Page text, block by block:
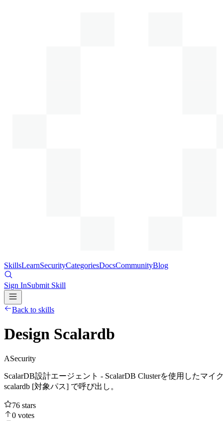
SkillsLearnSecurityCategoriesDocsCommunityBlog
Sign InSubmit Skill
Back to skills
Design Scalardb
ASecurity
ScalarDB設計エージェント - ScalarDB Clusterを使用したマ
scalardb [対象パス] で呼び出し。
76 stars
0 votes